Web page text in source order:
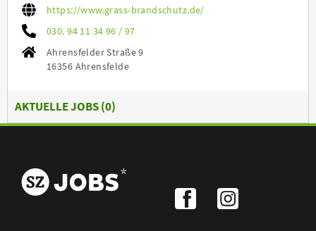
https://www.grass-brandschutz.de/
030. 94 11 34 96 / 97
Ahrensfelder Straße 9
16356 Ahrensfelde
AKTUELLE JOBS (0)